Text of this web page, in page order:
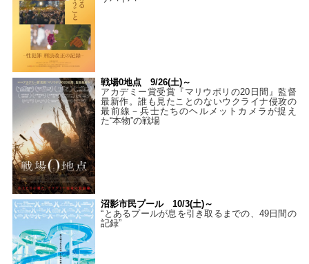
戦場0地点 9/26(土)～
アカデミー賞受賞『マリウポリの20日間』監督
最新作。誰も見たことのないウクライナ侵攻の
最前線－兵士たちのヘルメットカメラが捉え
た“本物”の戦場
沼影市民プール 10/3(土)～
“とあるプールが息を引き取るまでの、49日間の
記録”